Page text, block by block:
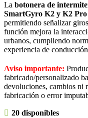
La botonera de
SmartGyro K2 y K2 Pro
permitiendo señalizar
función mejora la
urbanos, cumpliendo
experiencia de
Aviso importante:
fabricado/personalizado
devoluciones, cambios ni
fabricación o error
20 disponibles